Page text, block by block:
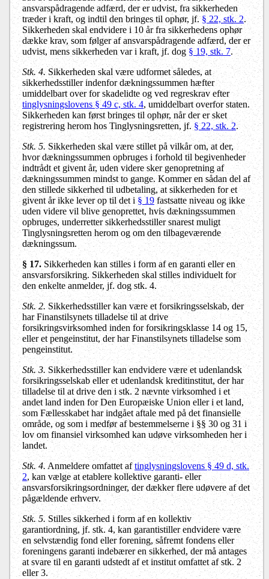
ansvarspådragende adfærd, der er udvist, fra sikkerheden
træder i kraft, og indtil den bringes til ophør, jf.§ 22, stk. 2.
Sikkerheden skal endvidere i 10 år fra sikkerhedens ophør
dække krav, som følger af ansvarspådragende adfærd, der er
udvist, mens sikkerheden var i kraft, jf. dog§ 19, stk. 7.
Stk. 4.Sikkerheden skal være udformet således, at
sikkerhedsstiller indenfor dækningssummen hæfter
umiddelbart over for skadelidte og ved regreskrav efter
tinglysningslovens § 49 c, stk. 4, umiddelbart overfor staten.
Sikkerheden kan først bringes til ophør, når der er sket
registrering herom hos Tinglysningsretten, jf.§ 22, stk. 2.
Stk. 5. Sikkerheden skal være stillet på vilkår om, at der,
hvor dækningssummen opbruges i forhold til begivenheder
indtrådt et givent år, uden videre sker genopretning af
dækningssummen mindst to gange. Kommer en sådan del af
den stillede sikkerhed til udbetaling, at sikkerheden for et
givent år ikke lever op til det i§ 19fastsatte niveau og ikke
uden videre vil blive genoprettet, hvis dækningssummen
opbruges, underretter sikkerhedsstiller snarest muligt
Tinglysningsretten herom og om den tilbageværende
dækningssum.
§ 17. Sikkerheden kan stilles i form af en garanti eller en
ansvarsforsikring. Sikkerheden skal stilles individuelt for
den enkelte anmelder, jf. dog stk. 4.
Stk. 2. Sikkerhedsstiller kan være et forsikringsselskab, der
har Finanstilsynets tilladelse til at drive
forsikringsvirksomhed inden for forsikringsklasse 14 og 15,
eller et pengeinstitut, der har Finanstilsynets tilladelse som
pengeinstitut.
Stk. 3. Sikkerhedsstiller kan endvidere være et udenlandsk
forsikringsselskab eller et udenlandsk kreditinstitut, der har
tilladelse til at drive den i stk. 2 nævnte virksomhed i et
andet land inden for Den Europæiske Union eller i et land,
som Fællesskabet har indgået aftale med på det finansielle
område, og som i medfør af bestemmelserne i §§ 30 og 31 i
lov om finansiel virksomhed kan udøve virksomheden her i
landet.
Stk. 4. Anmeldere omfattet aftinglysningslovens § 49 d, stk.
2, kan vælge at etablere kollektive garanti- eller
ansvarsforsikringsordninger, der dækker flere udøvere af det
pågældende erhverv.
Stk. 5. Stilles sikkerhed i form af en kollektiv
garantiordning, jf. stk. 4, kan garantistiller endvidere være
en selvstændig fond eller forening, såfremt fondens eller
foreningens garanti indebærer en sikkerhed, der må antages
at svare til en garanti udstedt af et institut omfattet af stk. 2
eller 3.